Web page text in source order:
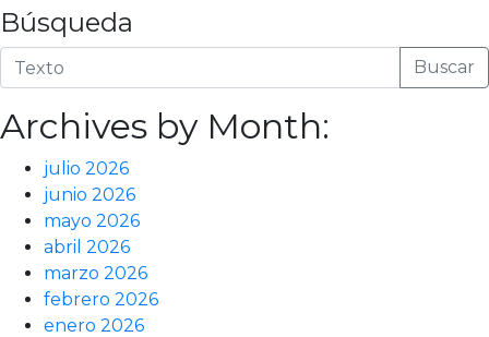
Búsqueda
Buscar
Archives by Month:
julio 2026
junio 2026
mayo 2026
abril 2026
marzo 2026
febrero 2026
enero 2026